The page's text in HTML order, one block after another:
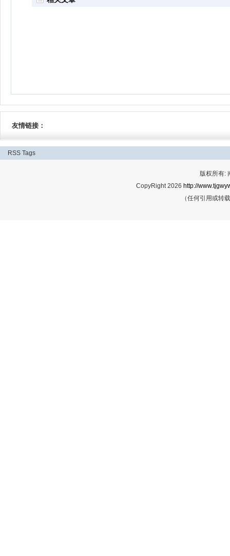
友情链接：
RSS Tags
版权所有:
CopyRight 2026 http://
（任何引用或转